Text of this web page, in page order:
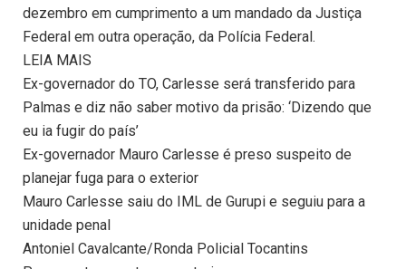
dezembro em cumprimento a um mandado da Justiça
Federal em outra operação, da Polícia Federal.
LEIA MAIS
Ex-governador do TO, Carlesse será transferido para
Palmas e diz não saber motivo da prisão: ‘Dizendo que
eu ia fugir do país’
Ex-governador Mauro Carlesse é preso suspeito de
planejar fuga para o exterior
Mauro Carlesse saiu do IML de Gurupi e seguiu para a
unidade penal
Antoniel Cavalcante/Ronda Policial Tocantins